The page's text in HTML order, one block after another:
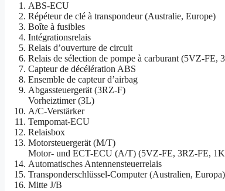
ABS-ECU
Répéteur de clé à transpondeur (Australie, Europe)
Boîte à fusibles
Intégrationsrelais
Relais d’ouverture de circuit
Relais de sélection de pompe à carburant (5VZ-FE,
Capteur de décélération ABS
Ensemble de capteur d’airbag
Abgassteuergerät (3RZ-F)
Vorheiztimer (3L)
A/C-Verstärker
Tempomat-ECU
Relaisbox
Motorsteuergerät (M/T)
Motor- und ECT-ECU (A/T) (5VZ-FE, 3RZ-FE,
Automatisches Antennensteuerrelais
Transponderschlüssel-Computer (Australien, Europa)
Mitte J/B